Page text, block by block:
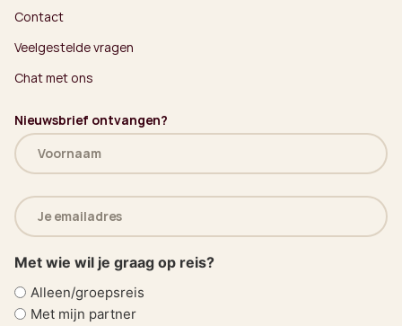
Contact
Veelgestelde vragen
Chat met ons
Nieuwsbrief ontvangen?
Naam
(Vereist)
E-
mailadres
(Vereist)
Met wie wil je graag op reis?
Alleen/groepsreis
Met mijn partner